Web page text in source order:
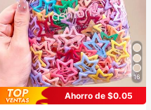
16
Ahorro de $0.05